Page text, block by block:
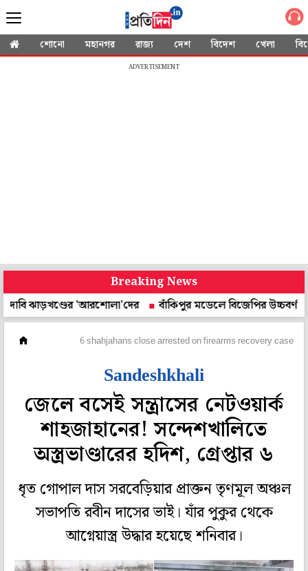
শোনো মহানগর রাজ্য দেশ বিদেশ খেলা
ADVERTISEMENT
Breaking News
'আরশোলা'দের
বাঁকিপুর মডেলে বিজেপির উচ্চবর্ণ ভোটব্যাঙ্কে
6 shahjahans close arrested on firearms recovery case in
Sandeshkhali
জেলে বসেই সন্ত্রাসের নেটওয়ার্ক
শাহজাহানের! সন্দেশখালিতে
অস্ত্রভাণ্ডারের হদিশ, গ্রেপ্তার ৬
ধৃত গোপাল দাস সরবেড়িয়ার প্রাক্তন তৃণমূল অঞ্চল
সভাপতি রবীন দাসের ভাই। যাঁর পুকুর থেকে
আগ্নেয়াস্ত্র উদ্ধার হয়েছে শনিবার।